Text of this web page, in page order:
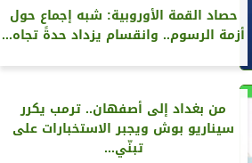
حصاد القمة الأوروبية: شبه إجماع حول
أزمة الرسوم.. وانقسام يزداد حدةً تجاه...
من بغداد إلى أصفهان.. ترمب يكرر
سيناريو بوش ويجبر الاستخبارات على
تبنّي...